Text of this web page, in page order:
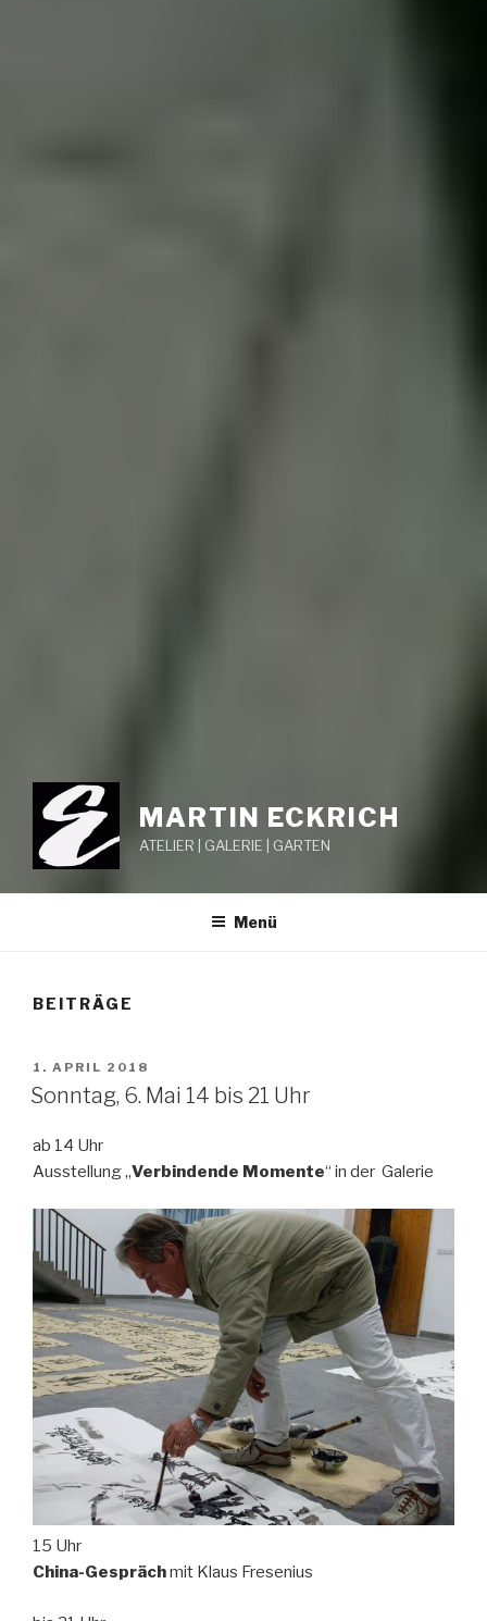
MARTIN ECKRICH
ATELIER | GALERIE | GARTEN
Menü
BEITRÄGE
VERÖFFENTLICHT
AM
1. APRIL 2018
Sonntag, 6. Mai 14 bis 21 Uhr
ab 14 Uhr
Ausstellung „Verbindende Momente“ in der Galerie
15 Uhr
China-Gesprächmit Klaus Fresenius